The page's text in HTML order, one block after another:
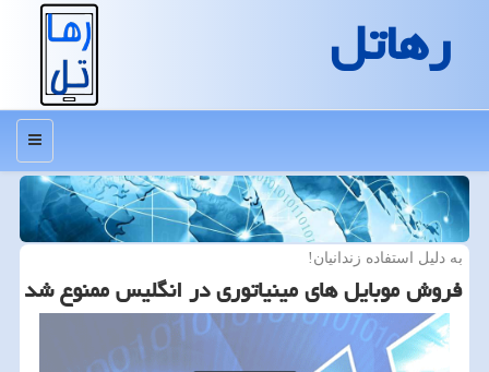
رهاتل
منو
به دلیل استفاده زندانیان!
فروش موبایل های مینیاتوری در انگلیس ممنوع شد